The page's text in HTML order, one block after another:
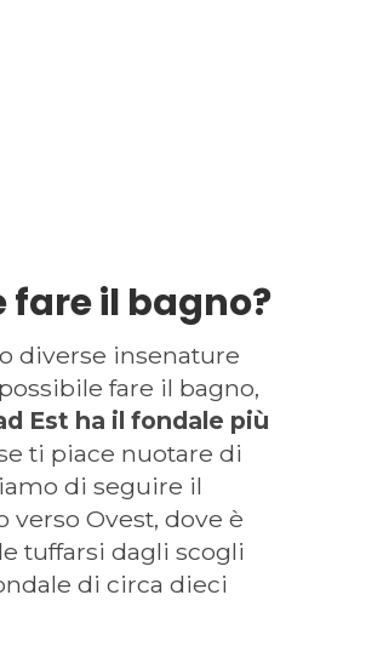
fare il bagno?
diverse insenature
fare il bagno,
Est ha il fondale più
ti piace nuotare di
di seguire il
verso Ovest, dove è
tuffarsi dagli scogli
di circa dieci